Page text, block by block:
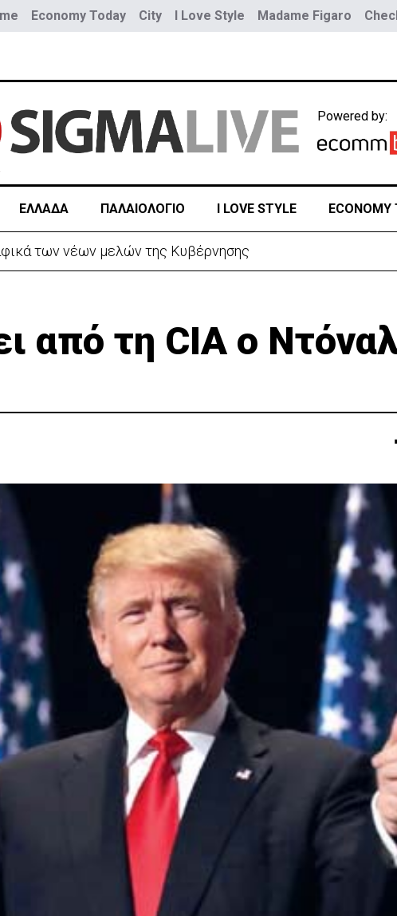
Economy Today City I Love Style Madame Figaro
Powered by:
ΕΛΛΑΔΑ ΠΑΛΑΙΟΛΟΓΙΟ I LOVE STYLE ECONOMY
Παρίστανε τον εισαγωγέα αυτοκινήτων και άρπαξε
από τη CIA o